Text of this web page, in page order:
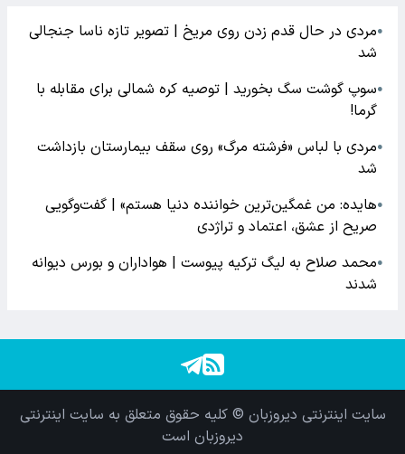
●مردی در حال قدم زدن روی مریخ | تصویر تازه ناسا جنجالی
شد
●سوپ گوشت سگ بخورید | توصیه کره شمالی برای مقابله با
گرما!
●مردی با لباس «فرشته مرگ» روی سقف بیمارستان بازداشت
شد
●هایده: من غمگین‌ترین خواننده دنیا هستم» | گفت‌وگویی
صریح از عشق، اعتماد و تراژدی
●محمد صلاح به لیگ ترکیه پیوست | هواداران و بورس دیوانه
شدند
سایت اینترنتی دیروزبان © کلیه حقوق متعلق به سایت اینترنتی
دیروزبان است